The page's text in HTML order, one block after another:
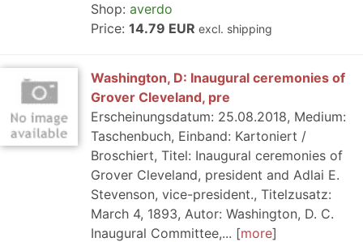
Shop: averdo
Price: 14.79 EUR excl. shipping
Washington, D: Inaugural ceremonies of
Grover Cleveland, pre
Erscheinungsdatum: 25.08.2018, Medium:
Taschenbuch, Einband: Kartoniert /
Broschiert, Titel: Inaugural ceremonies of
Grover Cleveland, president and Adlai E.
Stevenson, vice-president., Titelzusatz:
March 4, 1893, Autor: Washington, D. C.
Inaugural Committee,...
more